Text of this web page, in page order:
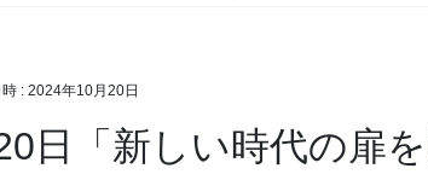
: 2024年10月20日
日「新しい時代の扉を